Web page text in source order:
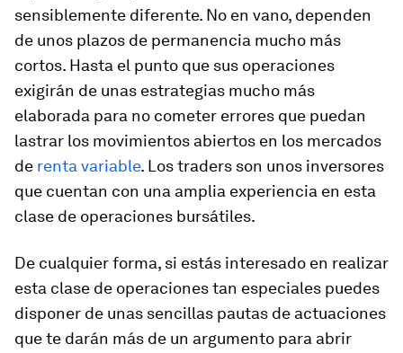
sensiblemente diferente. No en vano, dependen
de unos plazos de permanencia mucho más
cortos. Hasta el punto que sus operaciones
exigirán de unas estrategias mucho más
elaborada para no cometer errores que puedan
lastrar los movimientos abiertos en los mercados
de renta variable. Los traders son unos inversores
que cuentan con una amplia experiencia en esta
clase de operaciones bursátiles.
De cualquier forma, si estás interesado en realizar
esta clase de operaciones tan especiales puedes
disponer de unas sencillas pautas de actuaciones
que te darán más de un argumento para abrir